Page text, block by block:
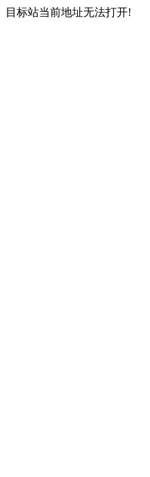
目标站当前地址无法打开!